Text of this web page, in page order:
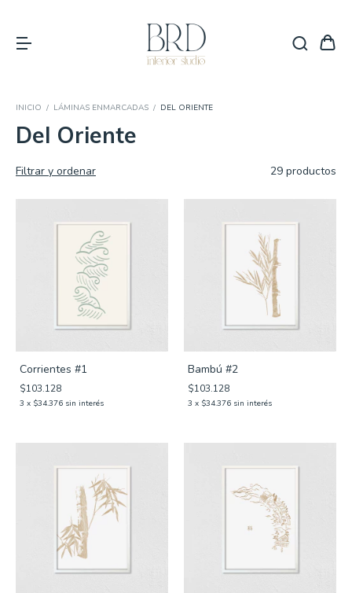
INICIO / LÁMINAS ENMARCADAS / DEL ORIENTE
Del Oriente
Filtrar y ordenar 29 productos
Corrientes #1
$103.128
3 x $34.376 sin interés
Bambú #2
$103.128
3 x $34.376 sin interés